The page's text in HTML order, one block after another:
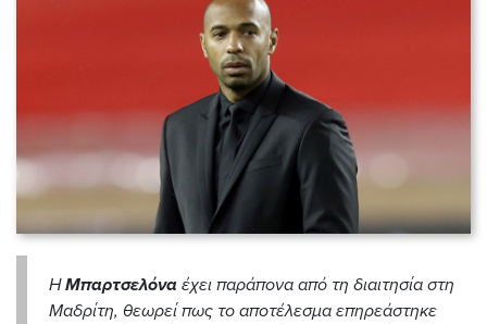
ΗΜπαρτσελόνα έχει παράπονα από τη διαιτησία στη
Μαδρίτη, θεωρεί πως το αποτέλεσμα επηρεάστηκε